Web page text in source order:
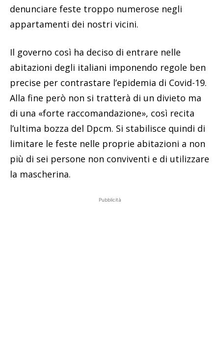
denunciare feste troppo numerose negli
appartamenti dei nostri vicini.
Il governo così ha deciso di entrare nelle
abitazioni degli italiani imponendo regole ben
precise per contrastare l’epidemia di Covid-19.
Alla fine però non si tratterà di un divieto ma
di una «forte raccomandazione», così recita
l’ultima bozza del Dpcm. Si stabilisce quindi di
limitare le feste nelle proprie abitazioni a non
più di sei persone non conviventi e di utilizzare
la mascherina.
Pubblicità